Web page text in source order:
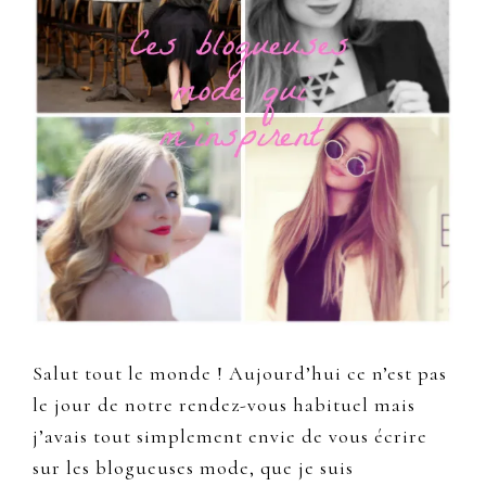
Salut tout le monde ! Aujourd’hui ce n’est pas
le jour de notre rendez-vous habituel mais
j’avais tout simplement envie de vous écrire
sur les blogueuses mode, que je suis